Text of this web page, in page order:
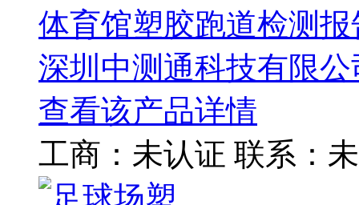
体育馆塑胶跑道检测
深圳中测通科技有限公
查看该产品详情
工商： 未认证 联系：